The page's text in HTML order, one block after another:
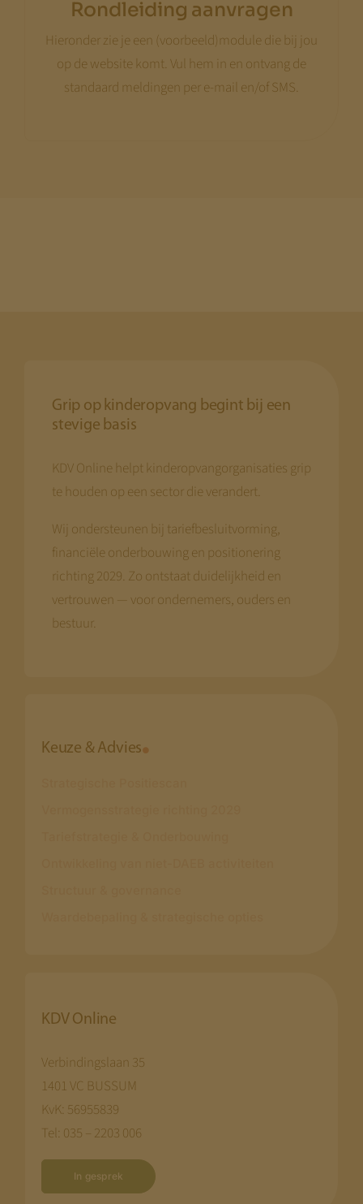
Rondleiding aanvragen
Hieronder zie je een (voorbeeld)module die bij jou
op de website komt. Vul hem in en ontvang de
standaard meldingen per e-mail en/of SMS.
Grip op kinderopvang begint bij een
stevige basis
KDV Online helpt kinderopvangorganisaties grip
te houden op een sector die verandert.
Wij ondersteunen bij tariefbesluitvorming,
financiële onderbouwing en positionering
richting 2029. Zo ontstaat duidelijkheid en
vertrouwen — voor ondernemers, ouders en
bestuur.
Keuze & Advies
KDV Online
Verbindingslaan 35
1401 VC BUSSUM
KvK: 56955839
Tel: 035 – 2203 006
In gesprek